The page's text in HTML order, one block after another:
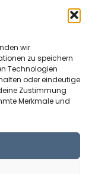
wir
zu speichern
Technologien
oder eindeutige
Zustimmung
Merkmale und
Csollich